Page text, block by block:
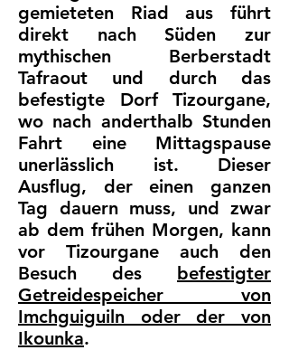
gemieteten Riad aus führt
direkt nach Süden zur
mythischen Berberstadt
Tafraout und durch das
befestigte Dorf Tizourgane,
wo nach anderthalb Stunden
Fahrt eine Mittagspause
unerlässlich ist. Dieser
Ausflug, der einen ganzen
Tag dauern muss, und zwar
ab dem frühen Morgen, kann
vor Tizourgane auch den
Besuch des befestigter
Getreidespeicher von
Imchguiguiln oder der von
Ikounka.